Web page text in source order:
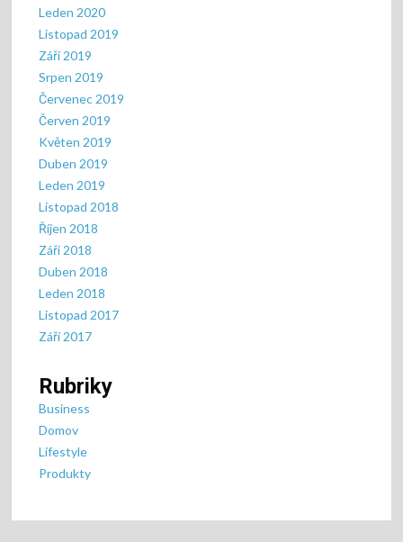
Leden 2020
Listopad 2019
Září 2019
Srpen 2019
Červenec 2019
Červen 2019
Květen 2019
Duben 2019
Leden 2019
Listopad 2018
Říjen 2018
Září 2018
Duben 2018
Leden 2018
Listopad 2017
Září 2017
Rubriky
Business
Domov
Lifestyle
Produkty